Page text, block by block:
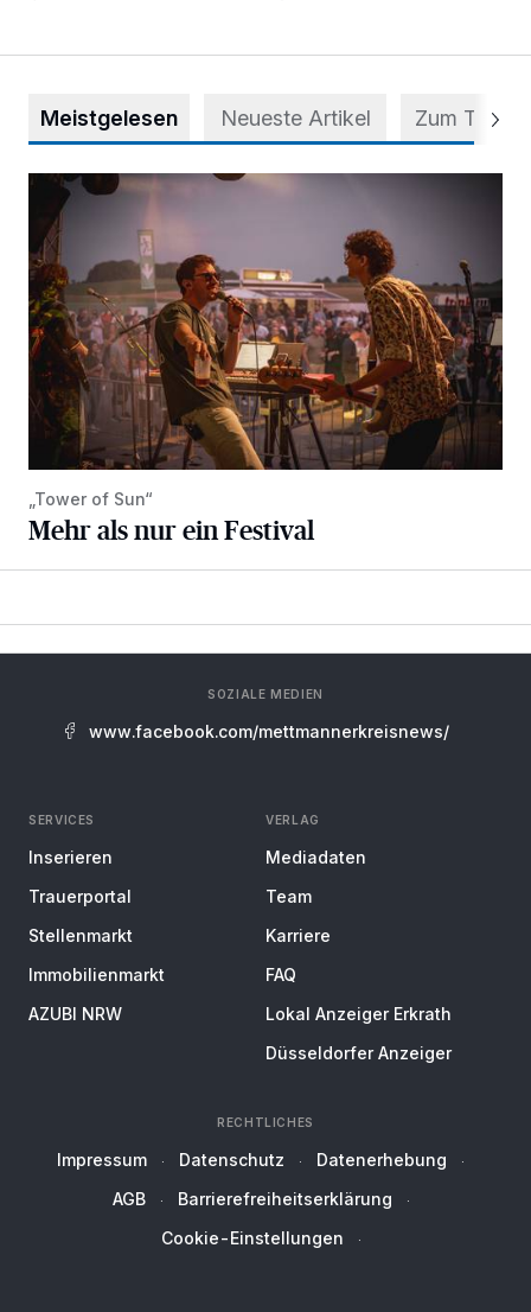
Meistgelesen Neueste Artikel Zum Thema
Mehr als nur ein Festival
„Tower of Sun“
Mehr als nur ein Festival
SOZIALE MEDIEN
www.facebook.com/mettmannerkreisnews/
SERVICES
Inserieren
Trauerportal
Stellenmarkt
Immobilienmarkt
AZUBI NRW
VERLAG
Mediadaten
Team
Karriere
FAQ
Lokal Anzeiger Erkrath
Düsseldorfer Anzeiger
RECHTLICHES
Impressum Datenschutz
Datenerhebung
AGB
Barrierefreiheitserklärung
Cookie-Einstellungen